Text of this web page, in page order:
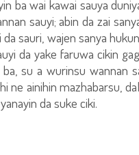
ba wai kawai sauya
sauyi; abin da zai
sauri, wajen sanya
da yake faruwa cikin
su a wurinsu wannan
ne ainihin mazhabarsu,
da suke ciki.